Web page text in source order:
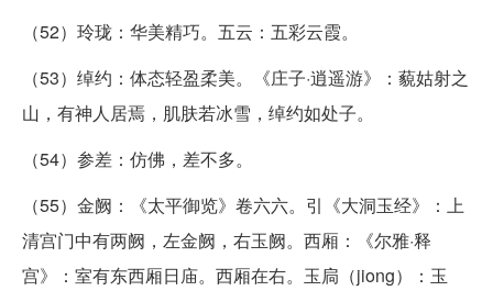
（52）玲珑：华美精巧。五云：五彩云霞。
（53）绰约：体态轻盈柔美。《庄子·逍遥游》：藐姑射之
山，有神人居焉，肌肤若冰雪，绰约如处子。
（54）参差：仿佛，差不多。
（55）金阙：《太平御览》卷六六。引《大洞玉经》：上
清宫门中有两阙，左金阙，右玉阙。西厢：《尔雅·释
宫》：室有东西厢日庙。西厢在右。玉扃（jiong）：玉